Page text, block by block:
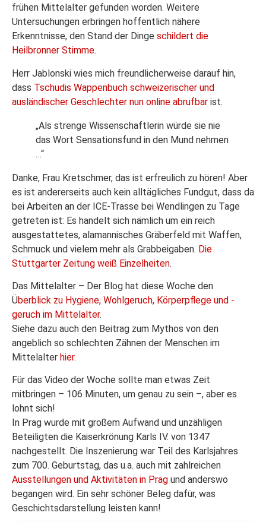
frühen Mittelalter gefunden worden. Weitere
Untersuchungen erbringen hoffentlich nähere
Erkenntnisse, den Stand der Dinge schildert die
Heilbronner Stimme.
Herr Jablonski wies mich freundlicherweise darauf hin,
dass Tschudis Wappenbuch schweizerischer und
ausländischer Geschlechter nun online abrufbar ist.
„Als strenge Wissenschaftlerin würde sie nie
das Wort Sensationsfund in den Mund nehmen
…“
Danke, Frau Kretschmer, das ist erfreulich zu hören! Aber
es ist andererseits auch kein alltägliches Fundgut, dass da
bei Arbeiten an der ICE-Trasse bei Wendlingen zu Tage
getreten ist: Es handelt sich nämlich um ein reich
ausgestattetes, alamannisches Gräberfeld mit Waffen,
Schmuck und vielem mehr als Grabbeigaben. Die
Stuttgarter Zeitung weiß Einzelheiten.
Das Mittelalter – Der Blog hat diese Woche den
Überblick zu Hygiene, Wohlgeruch, Körperpflege und -
geruch im Mittelalter.
Siehe dazu auch den Beitrag zum Mythos von den
angeblich so schlechten Zähnen der Menschen im
Mittelalter hier.
Für das Video der Woche sollte man etwas Zeit
mitbringen – 106 Minuten, um genau zu sein –, aber es
lohnt sich!
In Prag wurde mit großem Aufwand und unzähligen
Beteiligten die Kaiserkrönung Karls IV. von 1347
nachgestellt. Die Inszenierung war Teil des Karlsjahres
zum 700. Geburtstag, das u.a. auch mit zahlreichen
Ausstellungen und Aktivitäten in Prag und anderswo
begangen wird. Ein sehr schöner Beleg dafür, was
Geschichtsdarstellung leisten kann!